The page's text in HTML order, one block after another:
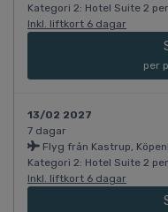
Kategori 2: Hotel Suite 2
Inkl. liftkort 6 dagar
per
13/02 2027
7 dagar
Flyg från Kastrup,
Kategori 2: Hotel Suite 2
Inkl. liftkort 6 dagar